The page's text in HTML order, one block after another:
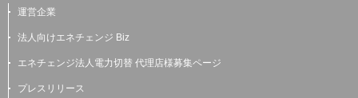
運営企業
法人向けエネチェンジ Biz
エネチェンジ法人電力切替 代理店様募集ページ
プレスリリース